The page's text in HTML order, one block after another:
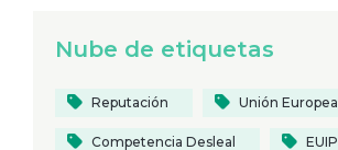
Nube de etiquetas
Reputación Unión Europea
Competencia Desleal